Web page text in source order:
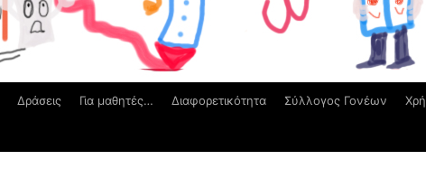
Δράσεις Για μαθητές… Διαφορετικότητα Σύλλογος Γονέων